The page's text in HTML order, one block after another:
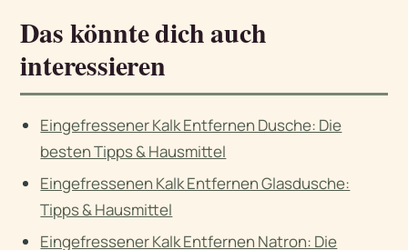
Das könnte dich auch
interessieren
Eingefressener Kalk Entfernen Dusche: Die
besten Tipps & Hausmittel
Eingefressenen Kalk Entfernen Glasdusche:
Tipps & Hausmittel
Eingefressener Kalk Entfernen Natron: Die